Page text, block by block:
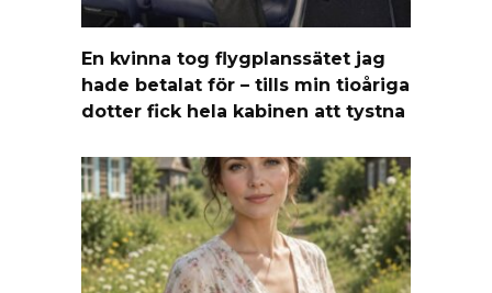
En kvinna tog flygplanssätet jag
hade betalat för – tills min tioåriga
dotter fick hela kabinen att tystna